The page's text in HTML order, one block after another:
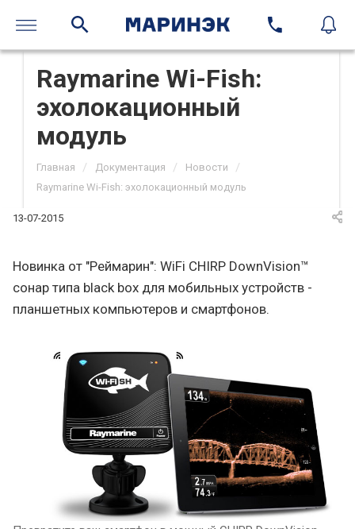
Raymarine Wi-Fish:
эхолокационный
модуль
Главная / Документация / Новости /
Raymarine Wi-Fish: эхолокационный модуль
13-07-2015
Новинка от "Реймарин": WiFi CHIRP DownVision™
сонар типа black box для мобильных устройств -
планшетных компьютеров и смартфонов.